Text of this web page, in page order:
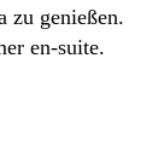
zu genießen.
en-suite.